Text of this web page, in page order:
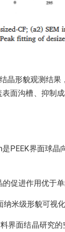
晶形貌观测结
面沟槽、抑
PEEK界面球
促进作用优于
米级形貌可视
界面结晶研究